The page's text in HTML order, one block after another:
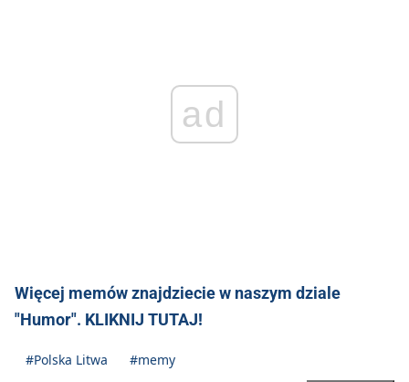
ad
Więcej memów znajdziecie w naszym dziale
"Humor". KLIKNIJ TUTAJ!
#Polska Litwa #memy